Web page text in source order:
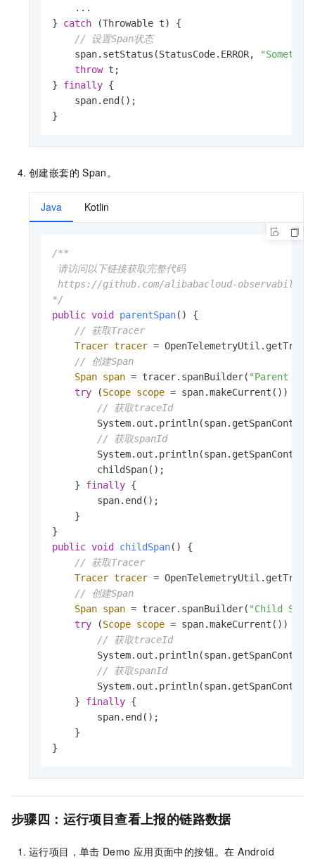
    ...
} catch (Throwable t) {
// 设置Span状态
    span.setStatus(StatusCode.ERROR,
throw t;
} finally {
    span.end();
}
创建嵌套的 Span。
Java Kotlin
/**
请访问以下链接获取完整代码
https://github.com/alibabacloud-observability/
*/
public void parentSpan()
{
// 获取Tracer
Tracer tracer =
// 创建Span
Span span = tracer.spanBuilder( "Parent
try (Scope scope = span.makeCurrent()) {
// 获取traceId
// 获取spanId
        childSpan();
    }
finally {
        span.end();
    }
public void childSpan()
{
// 获取Tracer
Tracer tracer =
// 创建Span
Span span = tracer.spanBuilder( "Child
try (Scope scope = span.makeCurrent()) {
// 获取traceId
// 获取spanId
    }
finally {
        span.end();
    }
}
步骤四：运行项目查看上报的链路数据
运行项目，单击 Demo 应用页面中的按钮。在 Android